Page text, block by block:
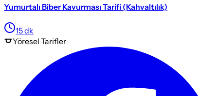
Yumurtalı Biber Kavurması Tarifi (Kahvaltılık)
15dk
Yöresel Tarifler